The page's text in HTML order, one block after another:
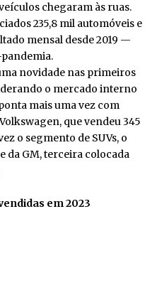
chegaram às ruas.
235,8 mil automóveis e
mensal desde 2019 —
novidade nas primeiros
o mercado interno
mais uma vez com
que vendeu 345
o segmento de SUVs, o
GM, terceira colocada
em 2023